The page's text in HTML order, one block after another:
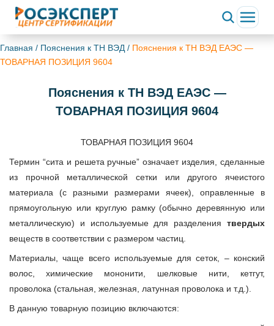
Главная / Пояснения к ТН ВЭД / Пояснения к ТН ВЭД ЕАЭС —
ТОВАРНАЯ ПОЗИЦИЯ 9604
Пояснения к ТН ВЭД ЕАЭС —
ТОВАРНАЯ ПОЗИЦИЯ 9604
ТОВАРНАЯ ПОЗИЦИЯ 9604
Термин “сита и решета ручные” означает изделия, сделанные
из прочной металлической сетки или другого ячеистого
материала (с разными размерами ячеек), оправленные в
прямоугольную или круглую рамку (обычно деревянную или
металлическую) и используемые для разделения твердых
веществ в соответствии с размером частиц.
Материалы, чаще всего используемые для сеток, – конский
волос, химические мононити, шелковые нити, кетгут,
проволока (стальная, железная, латунная проволока и т.д.).
В данную товарную позицию включаются: